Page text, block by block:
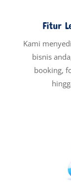
Fitur
Kami
bisnis
booking,